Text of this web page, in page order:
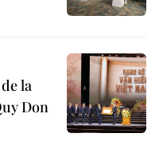
la
Don